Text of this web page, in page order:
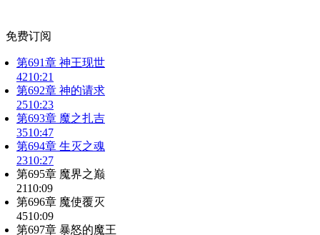
免费订阅
第691章 神王现世
4210:21
第692章 神的请求
2510:23
第693章 魔之扎吉
3510:47
第694章 生灭之魂
2310:27
第695章 魔界之巅
2110:09
第696章 魔使覆灭
4510:09
第697章 暴怒的魔王